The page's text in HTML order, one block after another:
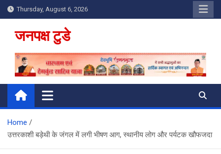
Skip
to
content
Thursday, August 6, 2026
जनपक्ष टुडे
Home
उत्तरकाशी बड़ेथी के जंगल में लगी भीषण आग, स्थानीय लोग और पर्यटक खौफजदा